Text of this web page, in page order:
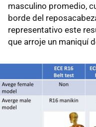
masculino promedio,
borde del
representativo este
que arroje un maniquí